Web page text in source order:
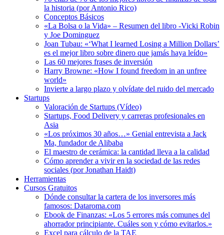
la historia (por Antonio Rico)
Conceptos Básicos
«La Bolsa o la Vida» – Resumen del libro -Vicki Robin
y Joe Dominguez
Joan Tubau: «‘What I learned Losing a Million Dollars’
es el mejor libro sobre dinero que jamás haya leído»
Las 60 mejores frases de inversión
Harry Browne: «How I found freedom in an unfree
world»
Invierte a largo plazo y olvídate del ruido del mercado
Startups
Valoración de Startups (Vídeo)
Startups, Food Delivery y carreras profesionales en
Asia
«Los próximos 30 años…» Genial entrevista a Jack
Ma, fundador de Alibaba
El maestro de cerámica: la cantidad lleva a la calidad
Cómo aprender a vivir en la sociedad de las redes
sociales (por Jonathan Haidt)
Herramientas
Cursos Gratuitos
Dónde consultar la cartera de los inversores más
famosos: Dataroma.com
Ebook de Finanzas: «Los 5 errores más comunes del
ahorrador principiante. Cuáles son y cómo evitarlos.»
Excel para cálculo de la TAE